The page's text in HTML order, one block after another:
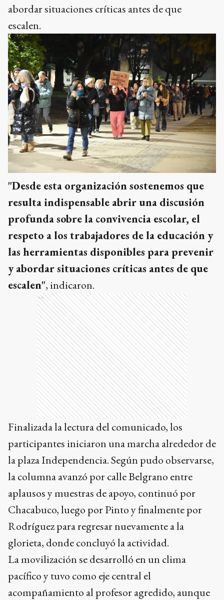
abordar situaciones críticas antes de que
escalen.
"Desde esta organización sostenemos que
resulta indispensable abrir una discusión
profunda sobre la convivencia escolar, el
respeto a los trabajadores de la educación y
las herramientas disponibles para prevenir
y abordar situaciones críticas antes de que
escalen", indicaron.
Ads
Finalizada la lectura del comunicado, los
participantes iniciaron una marcha alrededor de
la plaza Independencia. Según pudo observarse,
la columna avanzó por calle Belgrano entre
aplausos y muestras de apoyo, continuó por
Chacabuco, luego por Pinto y finalmente por
Rodríguez para regresar nuevamente a la
glorieta, donde concluyó la actividad.
La movilización se desarrolló en un clima
pacífico y tuvo como eje central el
acompañamiento al profesor agredido, aunque